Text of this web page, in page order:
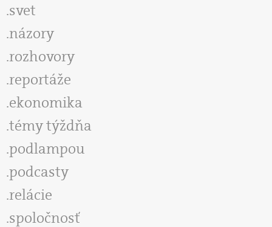
svet
názory
rozhovory
reportáže
ekonomika
témy týždňa
podlampou
podcasty
relácie
spoločnosť